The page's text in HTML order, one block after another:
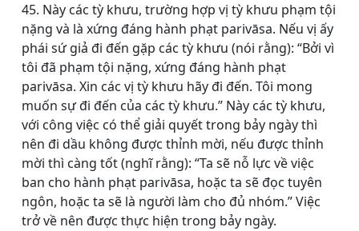
45. Này các tỳ khưu, trường hợp vị tỳ khưu phạm tội
nặng và là xứng đáng hành phạt parivāsa. Nếu vị ấy
phái sứ giả đi đến gặp các tỳ khưu (nói rằng): “Bởi vì
tôi đã phạm tội nặng, xứng đáng hành phạt
parivāsa. Xin các vị tỳ khưu hãy đi đến. Tôi mong
muốn sự đi đến của các tỳ khưu.” Này các tỳ khưu,
với công việc có thể giải quyết trong bảy ngày thì
nên đi dầu không được thỉnh mời, nếu được thỉnh
mời thì càng tốt (nghĩ rằng): “Ta sẽ nỗ lực về việc
ban cho hành phạt parivāsa, hoặc ta sẽ đọc tuyên
ngôn, hoặc ta sẽ là người làm cho đủ nhóm.” Việc
trở về nên được thực hiện trong bảy ngày.